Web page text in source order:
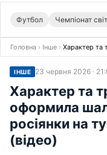
Футбол Чемпіонат
Головна › Інше › Характер та
ІНШЕ 23 червня 2026 ·
Характер та
оформила
росіянки на
(відео)